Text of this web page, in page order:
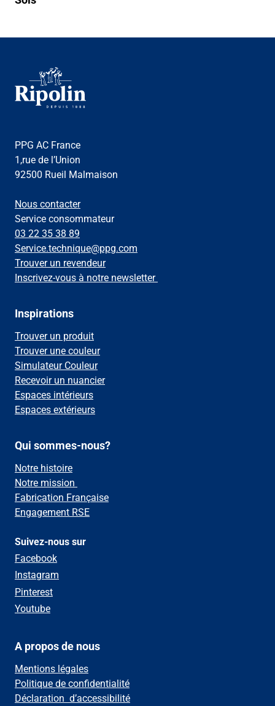
PPG AC France
1,rue de l’Union
92500 Rueil Malmaison
Nous contacter
Service consommateur
03 22 35 38 89
Service.technique@ppg.com
Trouver un revendeur
Inscrivez-vous à notre newsletter
Inspirations
Trouver un produit
Trouver une couleur
Simulateur Couleur
Recevoir un nuancier
Espaces intérieurs
Espaces extérieurs
Qui sommes-nous?
Notre histoire
Notre mission
Fabrication Française
Engagement RSE
Suivez-nous sur
Facebook
Instagram
Pinterest
Youtube
A propos de nous
Mentions légales
Politique de confidentialité
Déclaration d’accessibilité